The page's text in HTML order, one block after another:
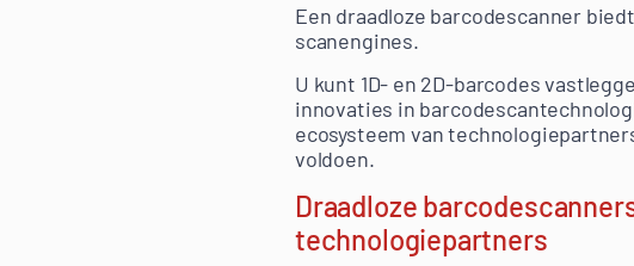
Een draadloze barcodescanner
scanengines.
U kunt 1D- en 2D-barcodes
innovaties in
ecosysteem van
voldoen.
Draadloze
technologiepartners